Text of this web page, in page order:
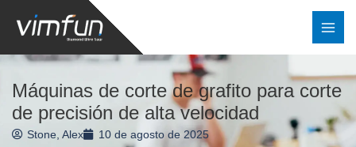
contenido
Máquinas de corte de grafito para corte
de precisión de alta velocidad
Stone, Alex
10 de agosto de 2025